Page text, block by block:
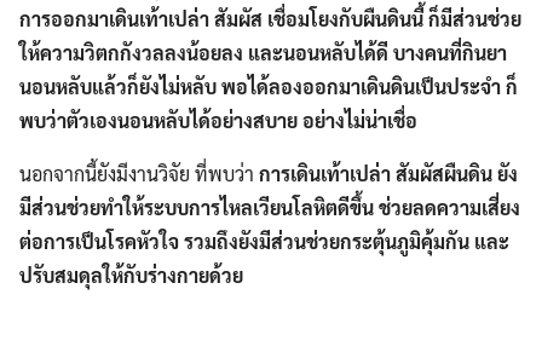
การออกมาเดินเท้าเปล่า สัมผัส เชื่อมโยงกับผืนดินนี้ ก็มีส่วนช่วย
ให้ความวิตกกังวลลงน้อยลง และนอนหลับได้ดี บางคนที่กินยา
นอนหลับแล้วก็ยังไม่หลับ พอได้ลองออกมาเดินดินเป็นประจำ ก็
พบว่าตัวเองนอนหลับได้อย่างสบาย อย่างไม่น่าเชื่อ
นอกจากนี้ยังมีงานวิจัย ที่พบว่า การเดินเท้าเปล่า สัมผัสผืนดิน ยัง
มีส่วนช่วยทำให้ระบบการไหลเวียนโลหิตดีขึ้น ช่วยลดความเสี่ยง
ต่อการเป็นโรคหัวใจ รวมถึงยังมีส่วนช่วยกระตุ้นภูมิคุ้มกัน และ
ปรับสมดุลให้กับร่างกายด้วย